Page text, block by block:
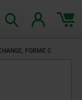
FORME C